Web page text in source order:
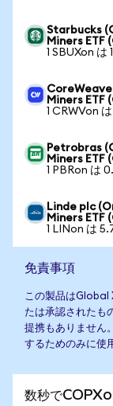
Starbucks
Miners ETF
1 SBUXon は
Miners ETF
1 CRWVon
Petrobras
Miners ETF
1 PBRon は
Linde plc
Miners ETF
1 LINon は
免責事項
この製品はGlobal
たは承認されたも
提携もありません
するためのみに使
数秒で